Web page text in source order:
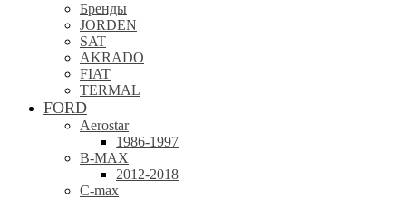
Бренды
JORDEN
SAT
AKRADO
FIAT
TERMAL
FORD
Aerostar
1986-1997
B-MAX
2012-2018
C-max